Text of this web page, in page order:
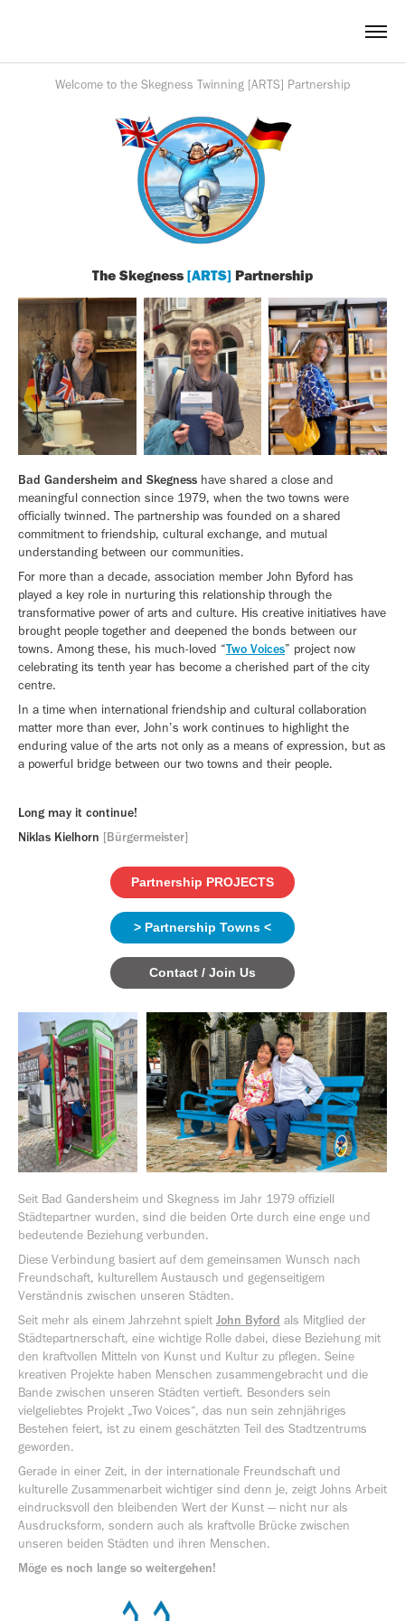
Welcome to the Skegness Twinning [ARTS] Partnership
The Skegness[ARTS] Partnership
Bad Gandersheim and Skegness have shared a close and
meaningful connection since 1979, when the two towns were
officially twinned. The partnership was founded on a shared
commitment to friendship, cultural exchange, and mutual
understanding between our communities.
For more than a decade, association member John Byford has
played a key role in nurturing this relationship through the
transformative power of arts and culture. His creative initiatives have
brought people together and deepened the bonds between our
towns. Among these, his much-loved “Two Voices” project now
celebrating its tenth year has become a cherished part of the city
centre.
In a time when international friendship and cultural collaboration
matter more than ever, John’s work continues to highlight the
enduring value of the arts not only as a means of expression, but as
a powerful bridge between our two towns and their people.
Long may it continue!
Niklas Kielhorn [Bürgermeister]
Partnership PROJECTS
> Partnership Towns <
Contact / Join Us
Seit Bad Gandersheim und Skegness im Jahr 1979 offiziell
Städtepartner wurden, sind die beiden Orte durch eine enge und
bedeutende Beziehung verbunden.
Diese Verbindung basiert auf dem gemeinsamen Wunsch nach
Freundschaft, kulturellem Austausch und gegenseitigem
Verständnis zwischen unseren Städten.
Seit mehr als einem Jahrzehnt spielt John Byford als Mitglied der
Städtepartnerschaft, eine wichtige Rolle dabei, diese Beziehung mit
den kraftvollen Mitteln von Kunst und Kultur zu pflegen. Seine
kreativen Projekte haben Menschen zusammengebracht und die
Bande zwischen unseren Städten vertieft. Besonders sein
vielgeliebtes Projekt „Two Voices“, das nun sein zehnjähriges
Bestehen feiert, ist zu einem geschätzten Teil des Stadtzentrums
geworden.
Gerade in einer Zeit, in der internationale Freundschaft und
kulturelle Zusammenarbeit wichtiger sind denn je, zeigt Johns Arbeit
eindrucksvoll den bleibenden Wert der Kunst — nicht nur als
Ausdrucksform, sondern auch als kraftvolle Brücke zwischen
unseren beiden Städten und ihren Menschen.
Möge es noch lange so weitergehen!